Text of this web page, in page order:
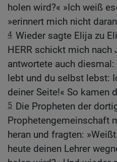
holen wird?« »Ich weiß
»erinnert mich nicht
4 Wieder sagte Elija zu
HERR schickt mich nach
antwortete auch diesmal:
lebt und du selbst lebst:
deiner Seite!« So kamen
5 Die Propheten der
Prophetengemeinschaft
heran und fragten:
heute deinen Lehrer